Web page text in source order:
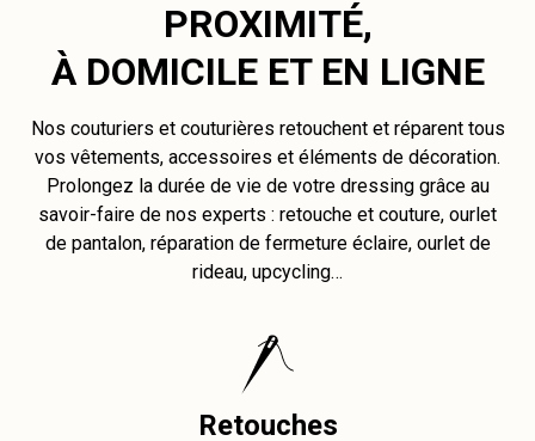
PROXIMITÉ,
À DOMICILE ET EN LIGNE
Nos couturiers et couturières retouchent et réparent tous
vos vêtements, accessoires et éléments de décoration.
Prolongez la durée de vie de votre dressing grâce au
savoir-faire de nos experts : retouche et couture, ourlet
de pantalon, réparation de fermeture éclaire, ourlet de
rideau, upcycling…
Retouches